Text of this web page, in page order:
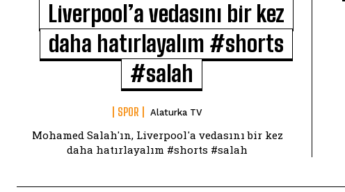
Liverpool’a vedasını bir kez
daha hatırlayalım #shorts
#salah
SPOR Alaturka TV
Mohamed Salah'ın, Liverpool'a vedasını bir kez
daha hatırlayalım #shorts #salah